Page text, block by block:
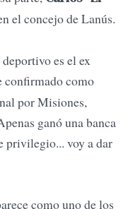
el concejo de Lanús.
es el ex
confirmado como
por Misiones,
ganó una banca
privilegio... voy a dar
como uno de los